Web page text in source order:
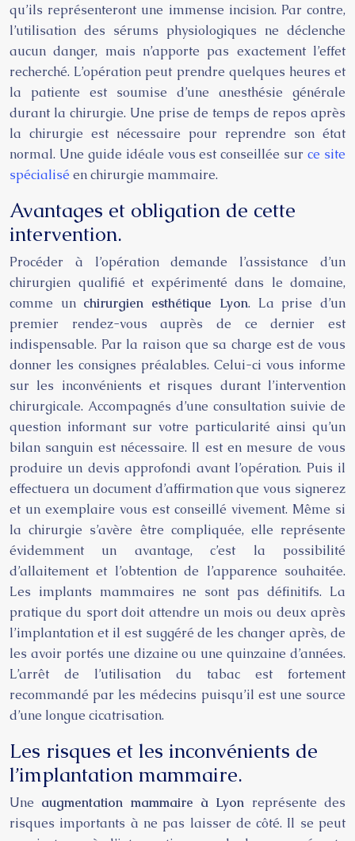
qu’ils représenteront une immense incision. Par contre,
l’utilisation des sérums physiologiques ne déclenche
aucun danger, mais n’apporte pas exactement l’effet
recherché. L’opération peut prendre quelques heures et
la patiente est soumise d’une anesthésie générale
durant la chirurgie. Une prise de temps de repos après
la chirurgie est nécessaire pour reprendre son état
normal. Une guide idéale vous est conseillée surce site
spécialisé en chirurgie mammaire.
Avantages et obligation de cette
intervention.
Procéder à l’opération demande l’assistance d’un
chirurgien qualifié et expérimenté dans le domaine,
comme un chirurgien esthétique Lyon. La prise d’un
premier rendez-vous auprès de ce dernier est
indispensable. Par la raison que sa charge est de vous
donner les consignes préalables. Celui-ci vous informe
sur les inconvénients et risques durant l’intervention
chirurgicale. Accompagnés d’une consultation suivie de
question informant sur votre particularité ainsi qu’un
bilan sanguin est nécessaire. Il est en mesure de vous
produire un devis approfondi avant l’opération. Puis il
effectuera un document d’affirmation que vous signerez
et un exemplaire vous est conseillé vivement. Même si
la chirurgie s’avère être compliquée, elle représente
évidemment un avantage, c’est la possibilité
d’allaitement et l’obtention de l’apparence souhaitée.
Les implants mammaires ne sont pas définitifs. La
pratique du sport doit attendre un mois ou deux après
l’implantation et il est suggéré de les changer après, de
les avoir portés une dizaine ou une quinzaine d’années.
L’arrêt de l’utilisation du tabac est fortement
recommandé par les médecins puisqu’il est une source
d’une longue cicatrisation.
Les risques et les inconvénients de
l’implantation mammaire.
Une augmentation mammaire à Lyon représente des
risques importants à ne pas laisser de côté. Il se peut